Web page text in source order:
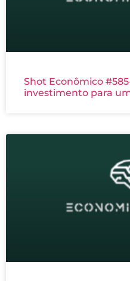
Shot Econômico
investimento para